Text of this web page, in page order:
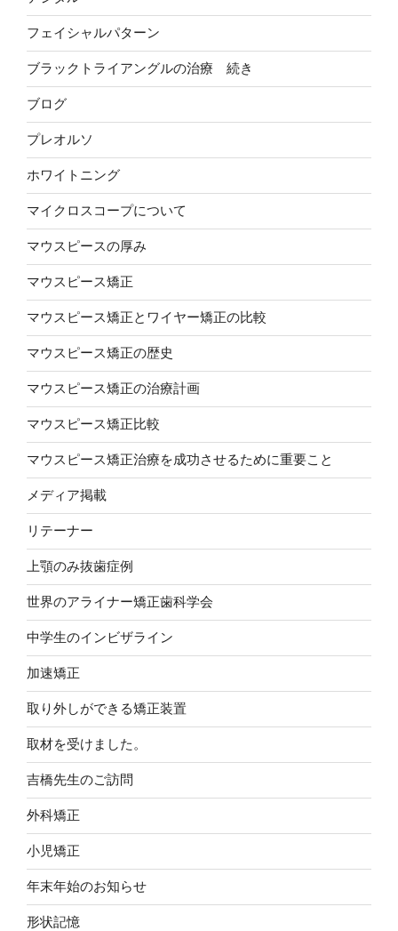
フェイシャルパターン
ブラックトライアングルの治療 続き
ブログ
プレオルソ
ホワイトニング
マイクロスコープについて
マウスピースの厚み
マウスピース矯正
マウスピース矯正とワイヤー矯正の比較
マウスピース矯正の歴史
マウスピース矯正の治療計画
マウスピース矯正比較
マウスピース矯正治療を成功させるために重要こと
メディア掲載
リテーナー
上顎のみ抜歯症例
世界のアライナー矯正歯科学会
中学生のインビザライン
加速矯正
取り外しができる矯正装置
取材を受けました。
吉橋先生のご訪問
外科矯正
小児矯正
年末年始のお知らせ
形状記憶